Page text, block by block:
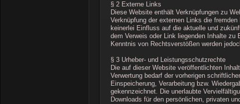
§ 2 Externe Links
Diese Website enthält Verknüpfungen zu
Verknüpfung der externen Links die
keinerlei Einfluss auf die aktuelle und
dem Verweis oder Link liegenden Inhalte
Kenntnis von Rechtsverstößen werden
§ 3 Urheber- und Leistungsschutzrechte
Die auf dieser Website veröffentlichten
Verwertung bedarf der vorherigen
Einspeicherung, Verarbeitung bzw.
gekennzeichnet. Die unerlaubte
Downloads für den persönlichen, privaten